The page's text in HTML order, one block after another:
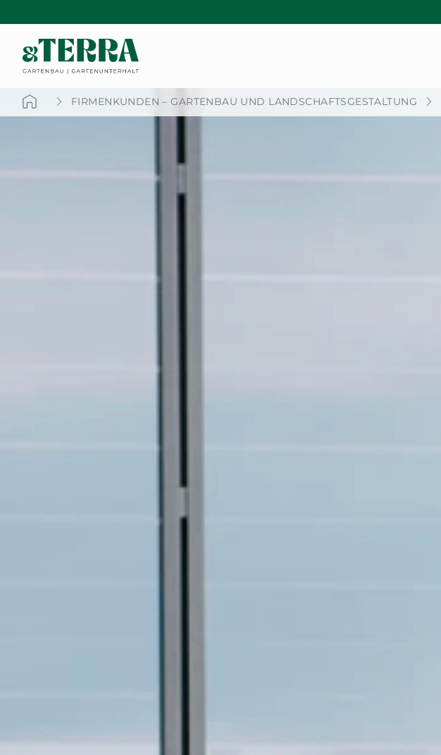
FIRMENKUNDEN – GARTENBAU UND LANDSCHAFTSGESTALTUNG